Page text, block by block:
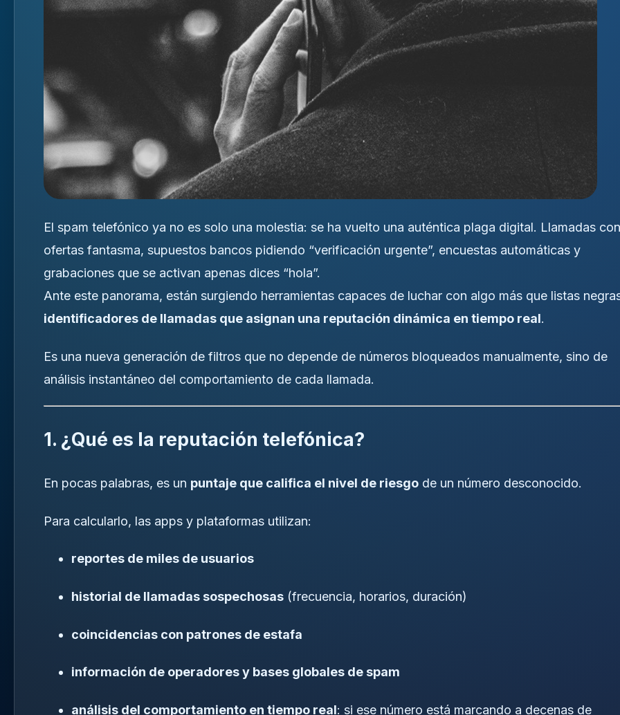
El spam telefónico ya no es solo una molestia: se ha vuelto una auténtica plaga digital. Llamadas con
ofertas fantasma, supuestos bancos pidiendo “verificación urgente”, encuestas automáticas y
grabaciones que se activan apenas dices “hola”.
Ante este panorama, están surgiendo herramientas capaces de luchar con algo más que listas
identificadores de llamadas que asignan una reputación dinámica en tiempo real.
Es una nueva generación de filtros que no depende de números bloqueados manualmente, sino de
análisis instantáneo del comportamiento de cada llamada.
1. ¿Qué es la reputación telefónica?
En pocas palabras, es un puntaje que califica el nivel de riesgo de un número desconocido.
Para calcularlo, las apps y plataformas utilizan:
reportes de miles de usuarios
historial de llamadas sospechosas (frecuencia, horarios, duración)
coincidencias con patrones de estafa
información de operadores y bases globales de spam
análisis del comportamiento en tiempo real: si ese número está marcando a decenas de